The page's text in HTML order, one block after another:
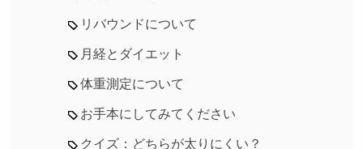
リバウンドについて
月経とダイエット
体重測定について
お手本にしてみてください
クイズ：どちらが太りにくい？